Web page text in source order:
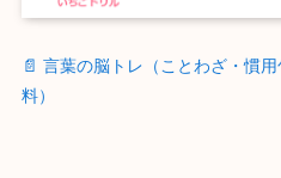
📄 言葉の脳トレ（ことわざ・慣
料）